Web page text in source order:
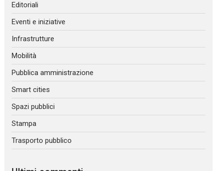
Editoriali
Eventi e iniziative
Infrastrutture
Mobilità
Pubblica amministrazione
Smart cities
Spazi pubblici
Stampa
Trasporto pubblico